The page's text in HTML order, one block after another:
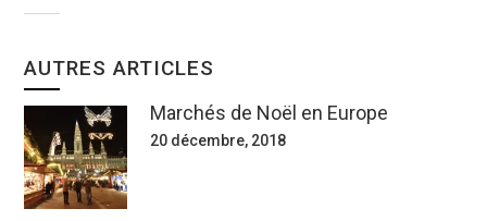
AUTRES ARTICLES
Marchés de Noël en Europe
20 décembre, 2018